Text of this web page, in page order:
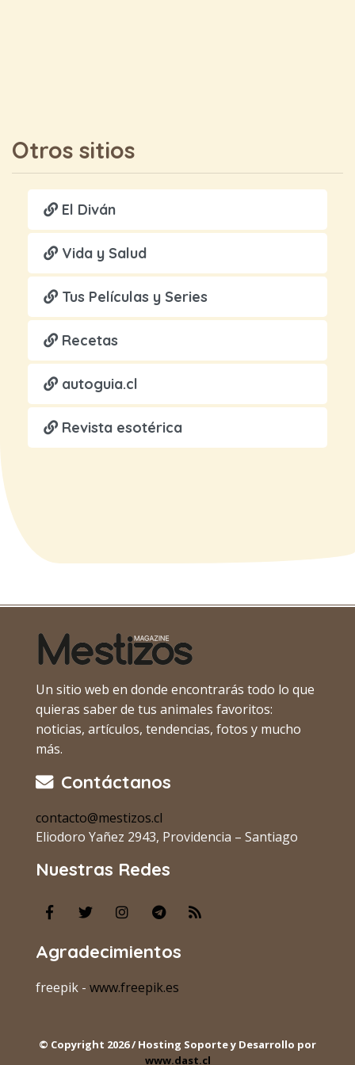
Otros sitios
El Diván
Vida y Salud
Tus Películas y Series
Recetas
autoguia.cl
Revista esotérica
Un sitio web en donde encontrarás todo lo que
quieras saber de tus animales favoritos:
noticias, artículos, tendencias, fotos y mucho
más.
Contáctanos
contacto@mestizos.cl
Eliodoro Yañez 2943, Providencia – Santiago
Nuestras Redes
Agradecimientos
freepik - www.freepik.es
© Copyright 2026 / Hosting Soporte y Desarrollo por
www.dast.cl